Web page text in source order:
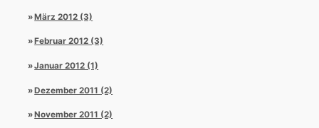
März 2012 (3)
Februar 2012 (3)
Januar 2012 (1)
Dezember 2011 (2)
November 2011 (2)